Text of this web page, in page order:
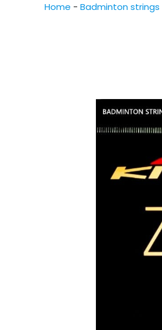
Home - Badminton strings